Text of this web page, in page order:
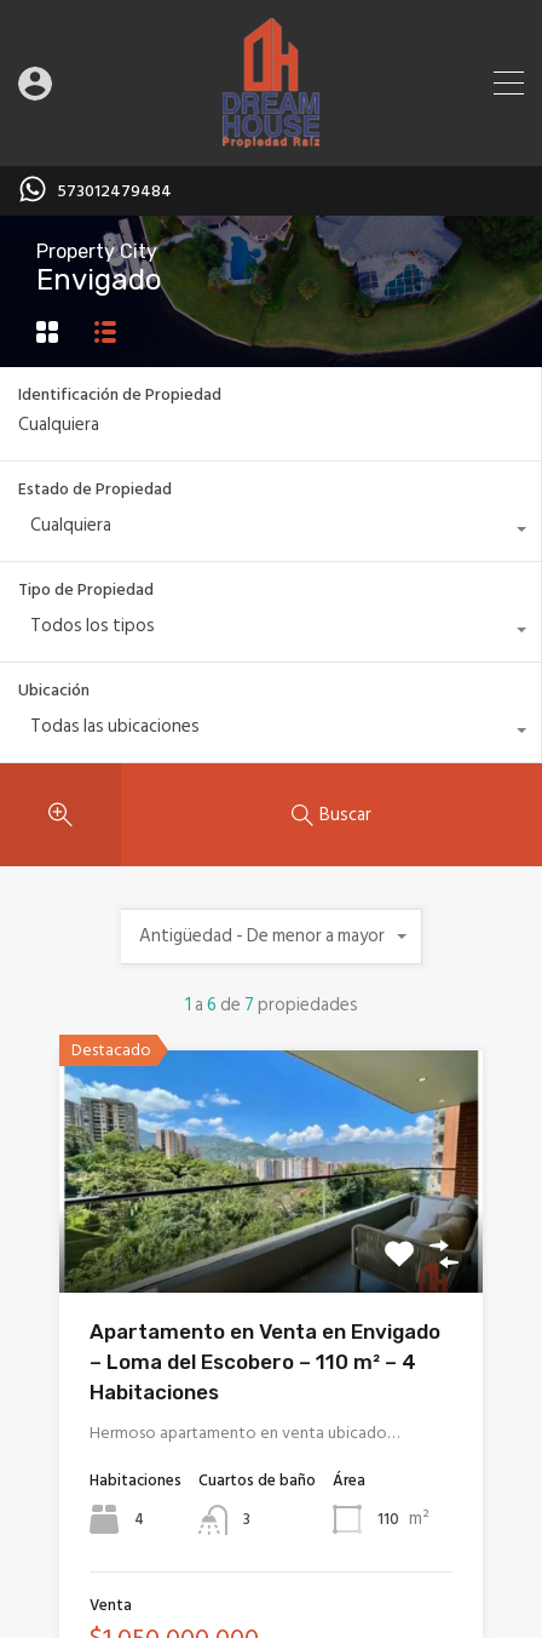
573012479484
Property City
Envigado
Identificación de Propiedad
Estado de Propiedad
Cualquiera
Tipo de Propiedad
Todos los tipos
Ubicación
Todas las ubicaciones
Buscar
1 a6 de 7propiedades
Antigüedad - De menor a mayor
Destacado
Apartamento en Venta en Envigado
– Loma del Escobero – 110 m² – 4
Habitaciones
Hermoso apartamento en venta ubicado…
Habitaciones
4
Cuartos de baño
3
Área
110 m²
Venta